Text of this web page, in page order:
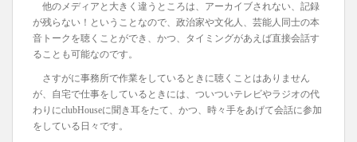
他のメディアと大きく違うところは、アーカイブされない、記録
が残らない！ということなので、政治家や文化人、芸能人同士の本
音トークを聴くことができ、かつ、タイミングがあえば直接会話す
ることも可能なのです。
さすがに事務所で作業をしているときに聴くことはありません
が、自宅で仕事をしているときには、ついついテレビやラジオの代
わりにclubHouseに聞き耳をたて、かつ、時々手をあげて会話に参加
をしている日々です。